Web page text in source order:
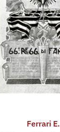
Ferrari E.